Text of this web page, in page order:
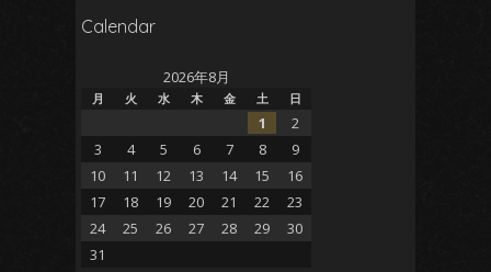
Calendar
2026年8月
月 火 水 木 金 土 日
1
2
3
4 5 6 7 8
9
10
11 12 13 14 15
16
17
18 19 20 21 22
23
24
25 26 27 28 29
30
31